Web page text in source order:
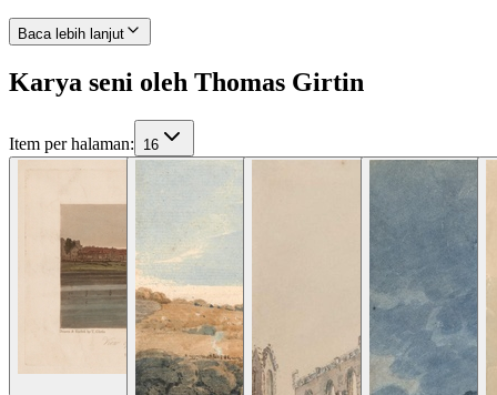
Baca lebih lanjut
Karya seni oleh Thomas Girtin
Item per halaman: 16
Lihat Detail